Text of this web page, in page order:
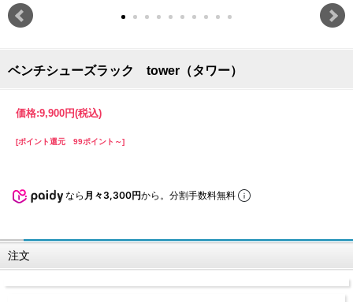
ベンチシューズラック tower（タワー）
価格:9,900円(税込)
[ポイント還元 99ポイント～]
なら 月々3,300円から。分割手数料無料
注文